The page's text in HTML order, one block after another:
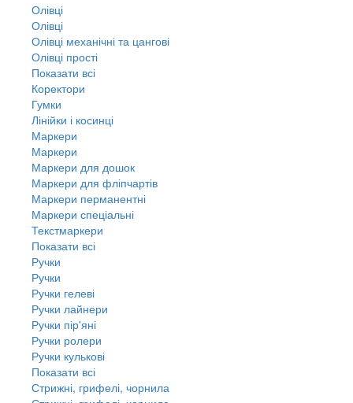
Олівці
Олівці
Олівці механічні та цангові
Олівці прості
Показати всі
Коректори
Гумки
Лінійки і косинці
Маркери
Маркери
Маркери для дошок
Маркери для фліпчартів
Маркери перманентні
Маркери спеціальні
Текстмаркери
Показати всі
Ручки
Ручки
Ручки гелеві
Ручки лайнери
Ручки пір'яні
Ручки ролери
Ручки кулькові
Показати всі
Стрижні, грифелі, чорнила